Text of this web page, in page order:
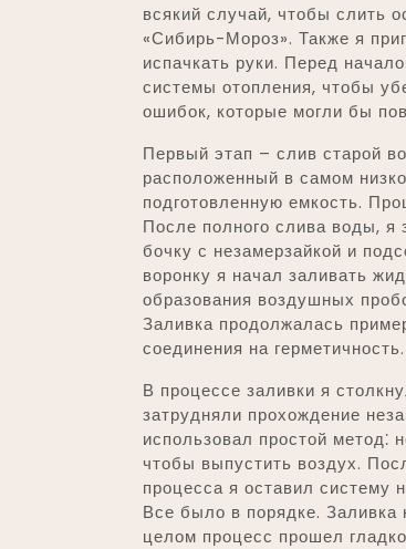
всякий случай, чтобы слить
«Сибирь-Мороз». Также я
испачкать руки. Перед
системы отопления, чтобы
ошибок, которые могли бы
Первый этап – слив старой
расположенный в самом
подготовленную емкость.
После полного слива воды, я
бочку с незамерзайкой и
воронку я начал заливать
образования воздушных
Заливка продолжалась
соединения на
В процессе заливки я
затрудняли прохождение
использовал простой метод⁚
чтобы выпустить воздух.
процесса я оставил систему
Все было в порядке.
целом процесс прошел